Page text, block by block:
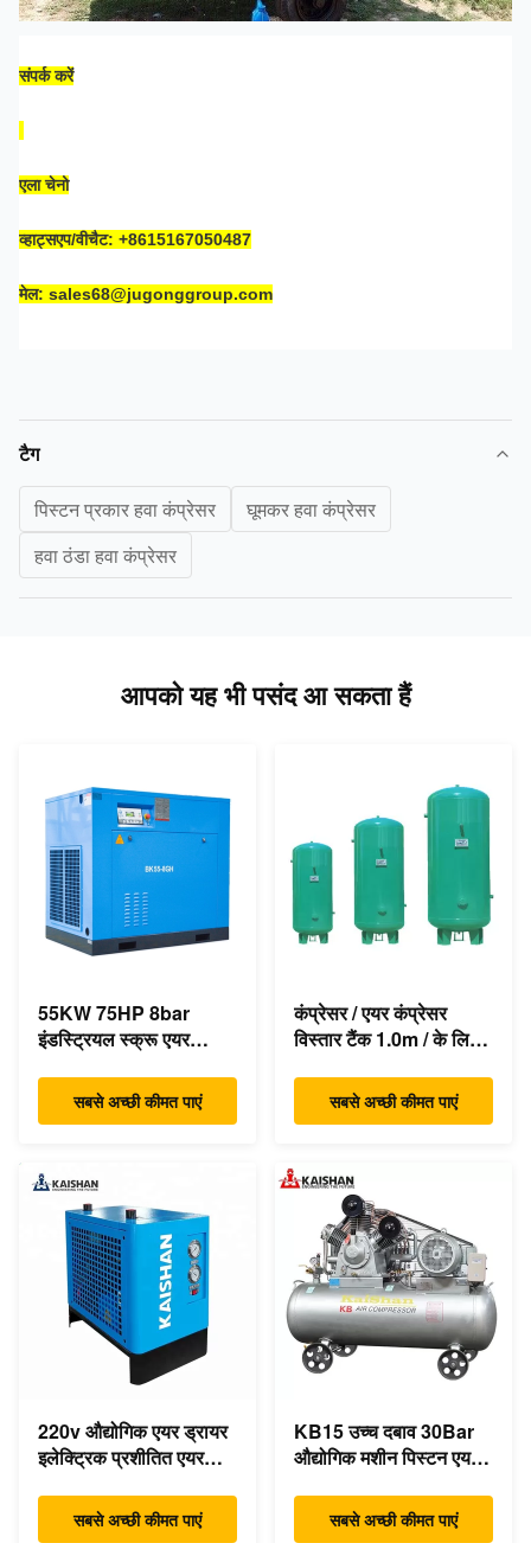
संपर्क करें
एला चेनो
व्हाट्सएप/वीचैट: +8615167050487
मेल: sales68@jugonggroup.com
टैग
पिस्टन प्रकार हवा कंप्रेसर
घूमकर हवा कंप्रेसर
हवा ठंडा हवा कंप्रेसर
आपको यह भी पसंद आ सकता हैं
55KW 75HP 8bar
इंडस्ट्रियल स्क्रू एयर
एसिंक्रोनस डायरेक्ट ड्राइव
सबसे अच्छी कीमत पाएं
कंप्रेसर / एयर कंप्रेसर
विस्तार टैंक 1.0m / के लिए
सबसे अच्छी कीमत पाएं
220v औद्योगिक एयर ड्रायर
इलेक्ट्रिक प्रशीतित एयर
सबसे अच्छी कीमत पाएं
KB15 उच्च दबाव 30Bar
औद्योगिक मशीन पिस्टन एयर
सबसे अच्छी कीमत पाएं